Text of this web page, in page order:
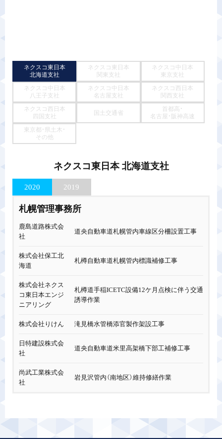
ネクスコ東日本
北海道支社
ネクスコ東日本
関東支社
ネクスコ中日本
東京支社
ネクスコ中日本
八王子支社
ネクスコ中日本
名古屋支社
ネクスコ西日本
関西支社
ネクスコ西日本
四国支社
国土交通省
首都高・
名古屋・阪神高速
東京都・県土木・
その他
ネクスコ東日本 北海道支社
2020
札幌管理事務所
鹿島道路株式会
社
道央自動車道札幌管内車線区分柵設置工事
株式会社保工北
海道
札樽自動車道札幌管内標識補修工事
株式会社ネクス
コ東日本エンジ
ニアリング
札樽道手稲ICETC設備12ケ月点検に伴う交通
誘導作業
株式会社りけん 滝見橋水管橋添官製作架設工事
日特建設株式会
社
道央自動車道米里高架橋下部工補修工事
尚武工業株式会
社
岩見沢管内（南地区）維持修繕作業
2019